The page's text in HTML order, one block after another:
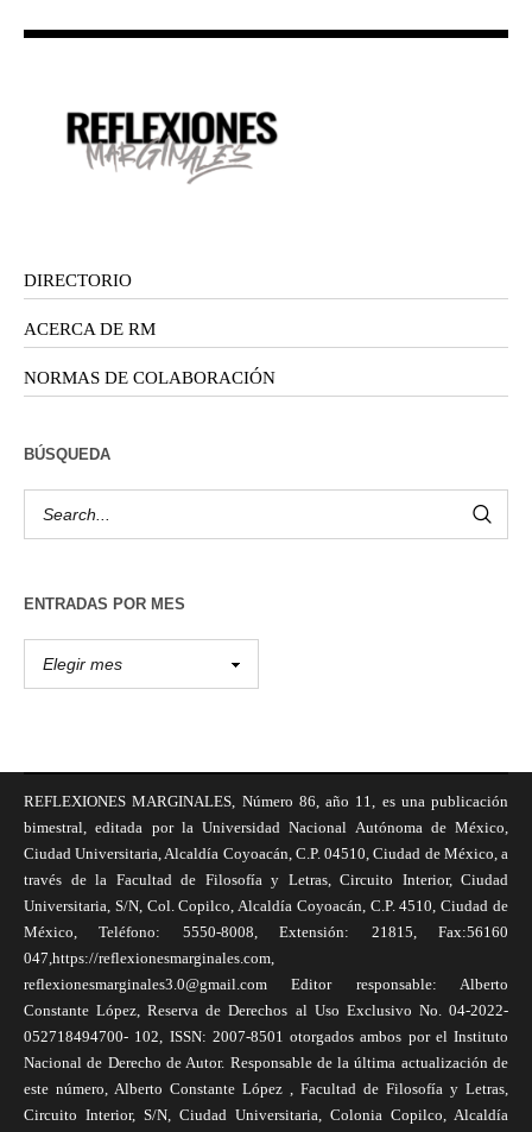
DIRECTORIO
ACERCA DE RM
NORMAS DE COLABORACIÓN
BÚSQUEDA
ENTRADAS POR MES
REFLEXIONES MARGINALES, Número 86, año 11, es una publicación
bimestral, editada por la Universidad Nacional Autónoma de México,
Ciudad Universitaria, Alcaldía Coyoacán, C.P. 04510, Ciudad de México, a
través de la Facultad de Filosofía y Letras, Circuito Interior, Ciudad
Universitaria, S/N, Col. Copilco, Alcaldía Coyoacán, C.P. 4510, Ciudad de
México, Teléfono: 5550-8008, Extensión: 21815, Fax:56160
047,https://reflexionesmarginales.com,
reflexionesmarginales3.0@gmail.com Editor responsable: Alberto
Constante López, Reserva de Derechos al Uso Exclusivo No. 04-2022-
052718494700- 102, ISSN: 2007-8501 otorgados ambos por el Instituto
Nacional de Derecho de Autor. Responsable de la última actualización de
este número, Alberto Constante López , Facultad de Filosofía y Letras,
Circuito Interior, S/N, Ciudad Universitaria, Colonia Copilco, Alcaldía